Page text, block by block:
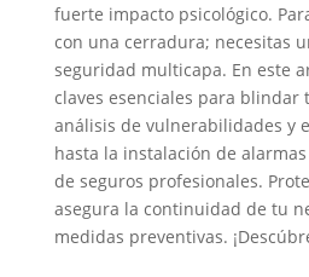
fuerte impacto psicológico.
con una cerradura; necesitas
seguridad multicapa. En este
claves esenciales para blindar
análisis de vulnerabilidades y
hasta la instalación de
de seguros profesionales.
asegura la continuidad de tu
medidas preventivas.